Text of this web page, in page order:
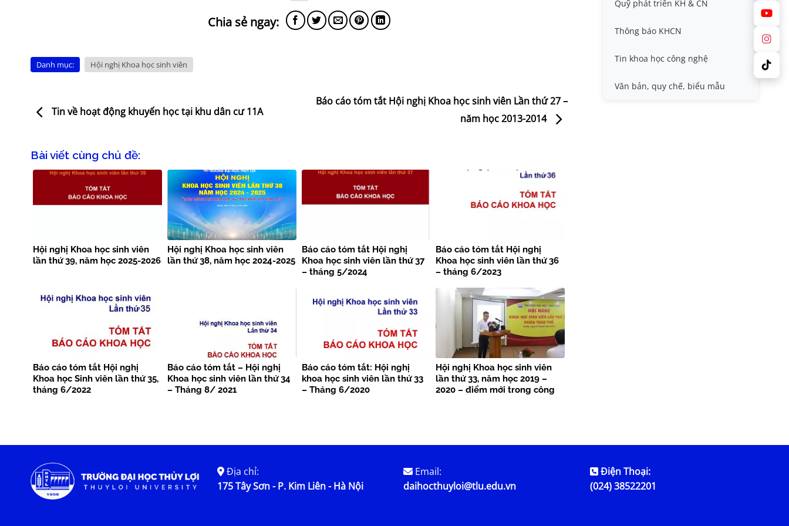
Danh mục: Hội nghị Khoa học sinh viên
Tin về hoạt động khuyến học tại khu dân cư 11A
Báo cáo tóm tắt Hội nghị Khoa học sinh viên Lần thứ 27 –
năm học 2013-2014
Bài viết cùng chủ đề:
Hội nghị Khoa học sinh viên
lần thứ 39, năm học 2025-2026
Hội nghị Khoa học sinh viên
lần thứ 38, năm học 2024-2025
Báo cáo tóm tắt Hội nghị
Khoa học sinh viên lần thứ 37
– tháng 5/2024
Báo cáo tóm tắt Hội nghị
Khoa học sinh viên lần thứ 36
– tháng 6/2023
Báo cáo tóm tắt Hội nghị
Khoa học Sinh viên lần thứ 35,
tháng 6/2022
Báo cáo tóm tắt – Hội nghị
Khoa học sinh viên lần thứ 34
– Tháng 8/ 2021
Báo cáo tóm tắt: Hội nghị
khoa học sinh viên lần thứ 33
– Tháng 6/2020
Hội nghị Khoa học sinh viên
lần thứ 33, năm học 2019 –
2020 – điểm mới trong công
Nafosted, Nghị định thư
Sở hữu trí tuệ
Thông tin ứng viên GS/PGS
Tiêu chuẩn, quy chuẩn
Hội nghị quốc tế và hội nghị
Quỹ phát triển KH & CN
Thông báo KHCN
Tin khoa học công nghệ
Văn bản, quy chế, biểu mẫu
Địa chỉ:
175 Tây Sơn - P. Kim Liên - Hà Nội
Email:
daihocthuyloi@tlu.edu.vn
Điện Thoại:
(024) 38522201